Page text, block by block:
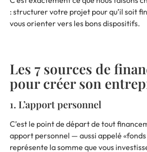
: structurer votre projet pour qu’il soit
vous orienter vers les bons dispositifs.
Les 7 sources de
pour créer son
1. L’apport personnel
C’est le point de départ de tout
apport personnel — aussi appelé
représente la somme que vous